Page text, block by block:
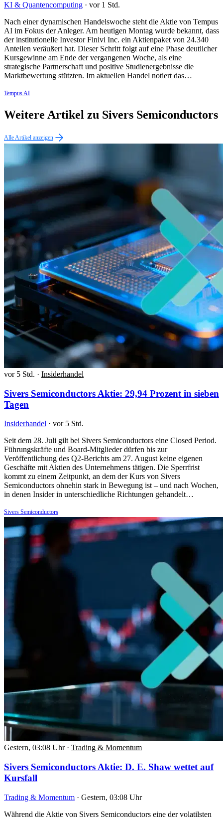
KI & Quantencomputing · vor 1 Std.
Nach einer dynamischen Handelswoche steht die Aktie von Tempus
AI im Fokus der Anleger. Am heutigen Montag wurde bekannt, dass
der institutionelle Investor Finivi Inc. ein Aktienpaket von 24.340
Anteilen veräußert hat. Dieser Schritt folgt auf eine Phase deutlicher
Kursgewinne am Ende der vergangenen Woche, als eine
strategische Partnerschaft und positive Studienergebnisse die
Marktbewertung stützten. Im aktuellen Handel notiert das…
Tempus AI
Weitere Artikel zu Sivers Semiconductors
Alle Artikel anzeigen
vor 5 Std. · Insiderhandel
Sivers Semiconductors Aktie: 29,94 Prozent in sieben
Tagen
Insiderhandel · vor 5 Std.
Seit dem 28. Juli gilt bei Sivers Semiconductors eine Closed Period.
Führungskräfte und Board-Mitglieder dürfen bis zur
Veröffentlichung des Q2-Berichts am 27. August keine eigenen
Geschäfte mit Aktien des Unternehmens tätigen. Die Sperrfrist
kommt zu einem Zeitpunkt, an dem der Kurs von Sivers
Semiconductors ohnehin stark in Bewegung ist – und nach Wochen,
in denen Insider in unterschiedliche Richtungen gehandelt…
Sivers Semiconductors
Gestern, 03:08 Uhr · Trading & Momentum
Sivers Semiconductors Aktie: D. E. Shaw wettet auf
Kursfall
Trading & Momentum · Gestern, 03:08 Uhr
Während die Aktie von Sivers Semiconductors eine der volatilsten